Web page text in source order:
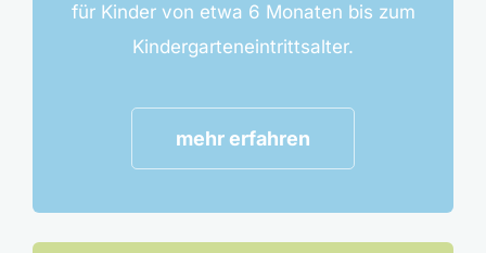
für Kinder von etwa 6 Monaten bis zum
Kindergarteneintrittsalter.
mehr erfahren